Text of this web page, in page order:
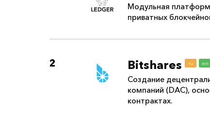
Модульная
приватных
2 Bitshares ru en
Создание
компаний (DAC),
контрактах.